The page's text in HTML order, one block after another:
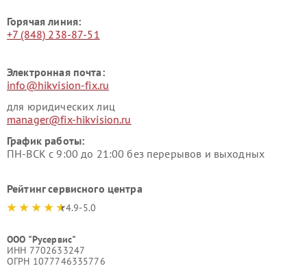
Горячая линия:
+7 (848) 238-87-51
Электронная почта:
info@hikvision-fix.ru
для юридических лиц
manager@fix-hikvision.ru
График работы:
ПН-ВСК с 9:00 до 21:00 без перерывов и выходных
Рейтинг сервисного центра
4.9-5.0
ООО "Русервис"
ИНН 7702633247
ОГРН 1077746335776